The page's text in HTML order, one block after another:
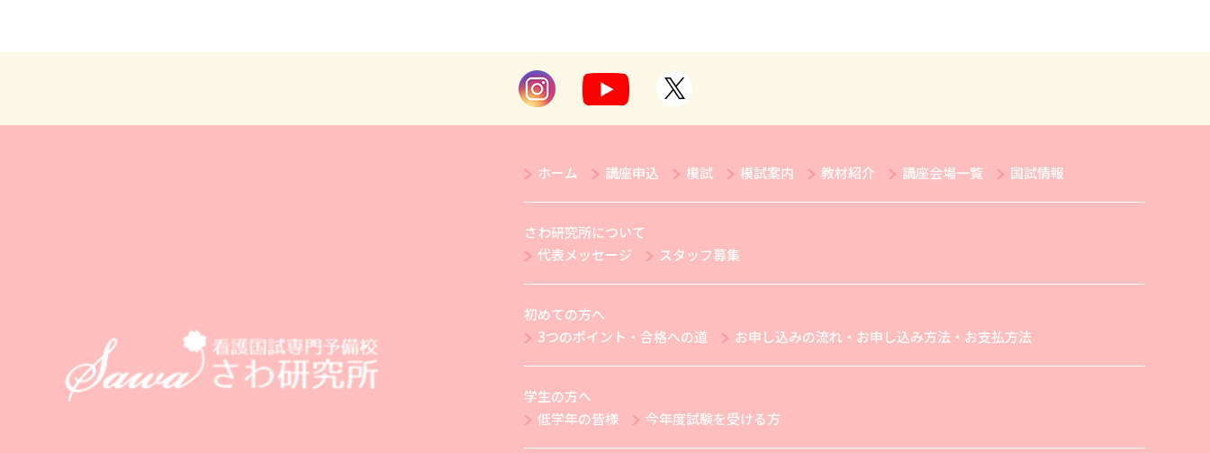
ホーム 講座申込 模試 模試案内 教材紹介 講座会場一覧 国試情報
さわ研究所について
代表メッセージ
スタッフ募集
初めての方へ
3つのポイント・合格への道
お申し込みの流れ・お申し込み方法・お支払方法
学生の方へ
低学年の皆様
今年度試験を受ける方